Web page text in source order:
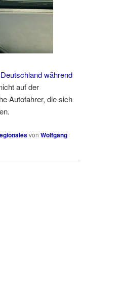
während
auf der
Autofahrer, die sich
von Wolfgang